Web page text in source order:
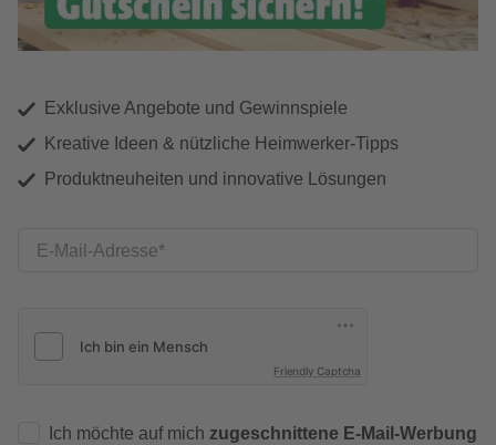
Exklusive Angebote und Gewinnspiele
Kreative Ideen & nützliche Heimwerker-Tipps
Produktneuheiten und innovative Lösungen
E-Mail-Adresse
Friendly Captcha
Ich möchte auf mich zugeschnittene E-Mail-Werbung